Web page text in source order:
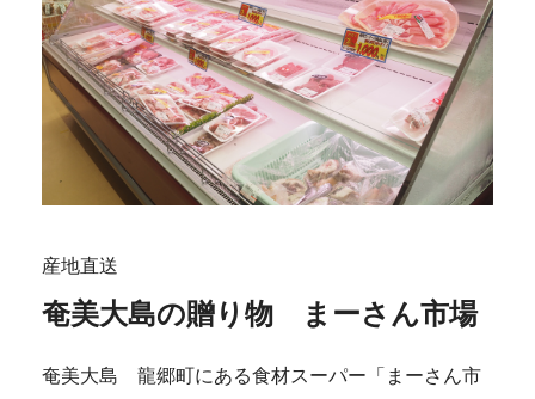
産地直送
奄美大島の贈り物 まーさん市場
奄美大島 龍郷町にある食材スーパー「まーさん市